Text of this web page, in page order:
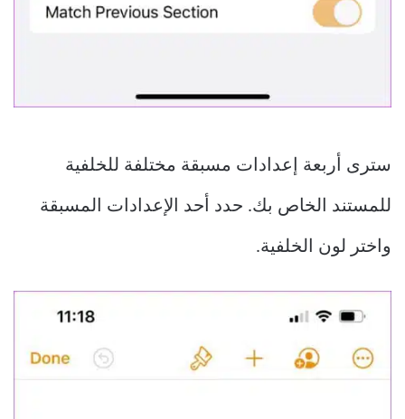
سترى أربعة إعدادات مسبقة مختلفة للخلفية
للمستند الخاص بك. حدد أحد الإعدادات المسبقة
واختر لون الخلفية.